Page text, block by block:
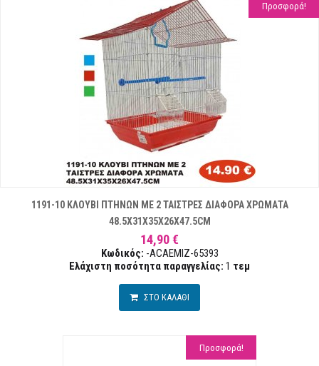
Προσφορά!
1191-10 ΚΛΟΥΒΙ ΠΤΗΝΩΝ ΜΕ 2 ΤΑΙΣΤΡΕΣ ΔΙΑΦΟΡΑ ΧΡΩΜΑΤΑ
48.5X31X35X26X47.5CM
14,90 €
Κωδικός: -ACAEMIZ-65393
Ελάχιστη ποσότητα παραγγελίας: 1 τεμ
ΣΤΟ ΚΑΛΑΘΙ
Προσφορά!